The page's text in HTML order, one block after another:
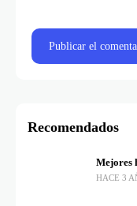
Recomendados
Mejores
HACE 3